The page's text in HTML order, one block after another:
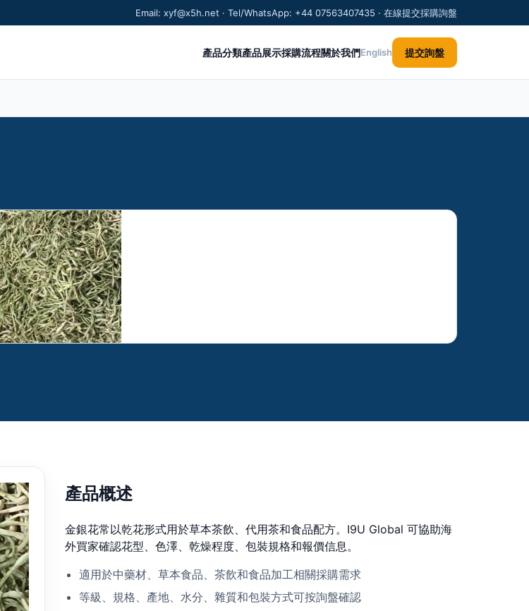
Email: xyf@x5h.net · Tel/WhatsApp: +44 07563407435 · 在線提交採購詢盤
產品分類產品展示採購流程關於我們English 提交詢盤
產品概述
金銀花常以乾花形式用於草本茶飲、代用茶和食品配方。I9U Global 可協助海
外買家確認花型、色澤、乾燥程度、包裝規格和報價信息。
適用於中藥材、草本食品、茶飲和食品加工相關採購需求
等級、規格、產地、水分、雜質和包裝方式可按詢盤確認